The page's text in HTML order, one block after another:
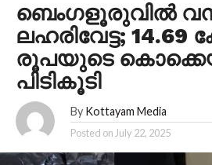
ബെംഗളൂരുവിൽ
ലഹരിവേട്ട; 14.69
രൂപയുടെ
പിടികൂടി
By Kottayam Media
Posted on July 22, 2025